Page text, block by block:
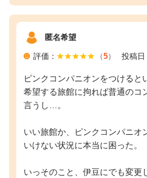
匿名希望
評価： （5） 投稿日
ピンクコンパニオンをつけると
希望する旅館に拘れば普通のコ
言うし…。
いい旅館か、ピンクコンパニオ
いけない状況に本当に困った。
いっそのこと、伊豆にでも変更